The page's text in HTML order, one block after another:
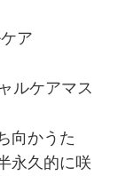
ア
ルケアマス
向かうた
永久的に咲